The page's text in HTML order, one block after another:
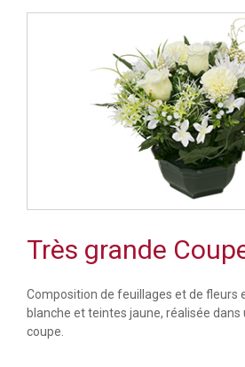
Très grande
Composition de feuillages et de fleurs
blanche et teintes jaune, réalisée dans
coupe.